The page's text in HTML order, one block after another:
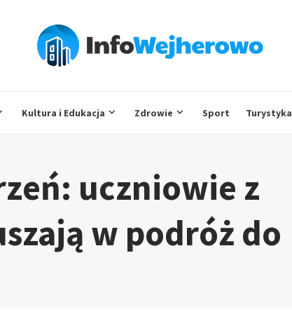
Kultura i Edukacja Zdrowie Sport Turystyka
uczniowie z
w podróż do